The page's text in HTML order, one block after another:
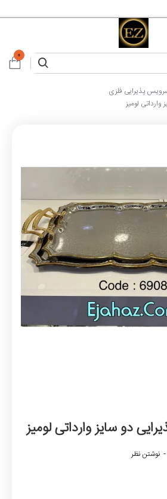
0
پذیرایی فلزی
لومیز
دو سایز وارداتی لومیز
- نوشتن نظر